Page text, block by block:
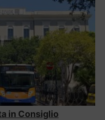
in Consiglio